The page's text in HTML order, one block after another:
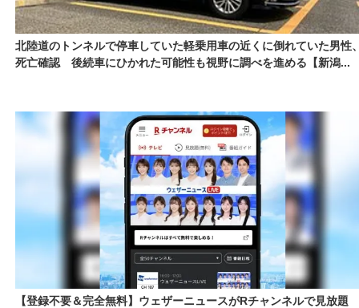
北陸道のトンネルで停車していた軽乗用車の近くに倒れていた男性
死亡確認 後続車にひかれた可能性も視野に調べを進める【新潟...
【登録不要＆完全無料】ウェザーニュースがRチャンネルで見放題